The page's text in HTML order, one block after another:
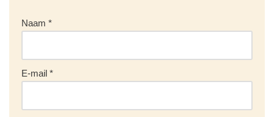
Naam *
E-mail *